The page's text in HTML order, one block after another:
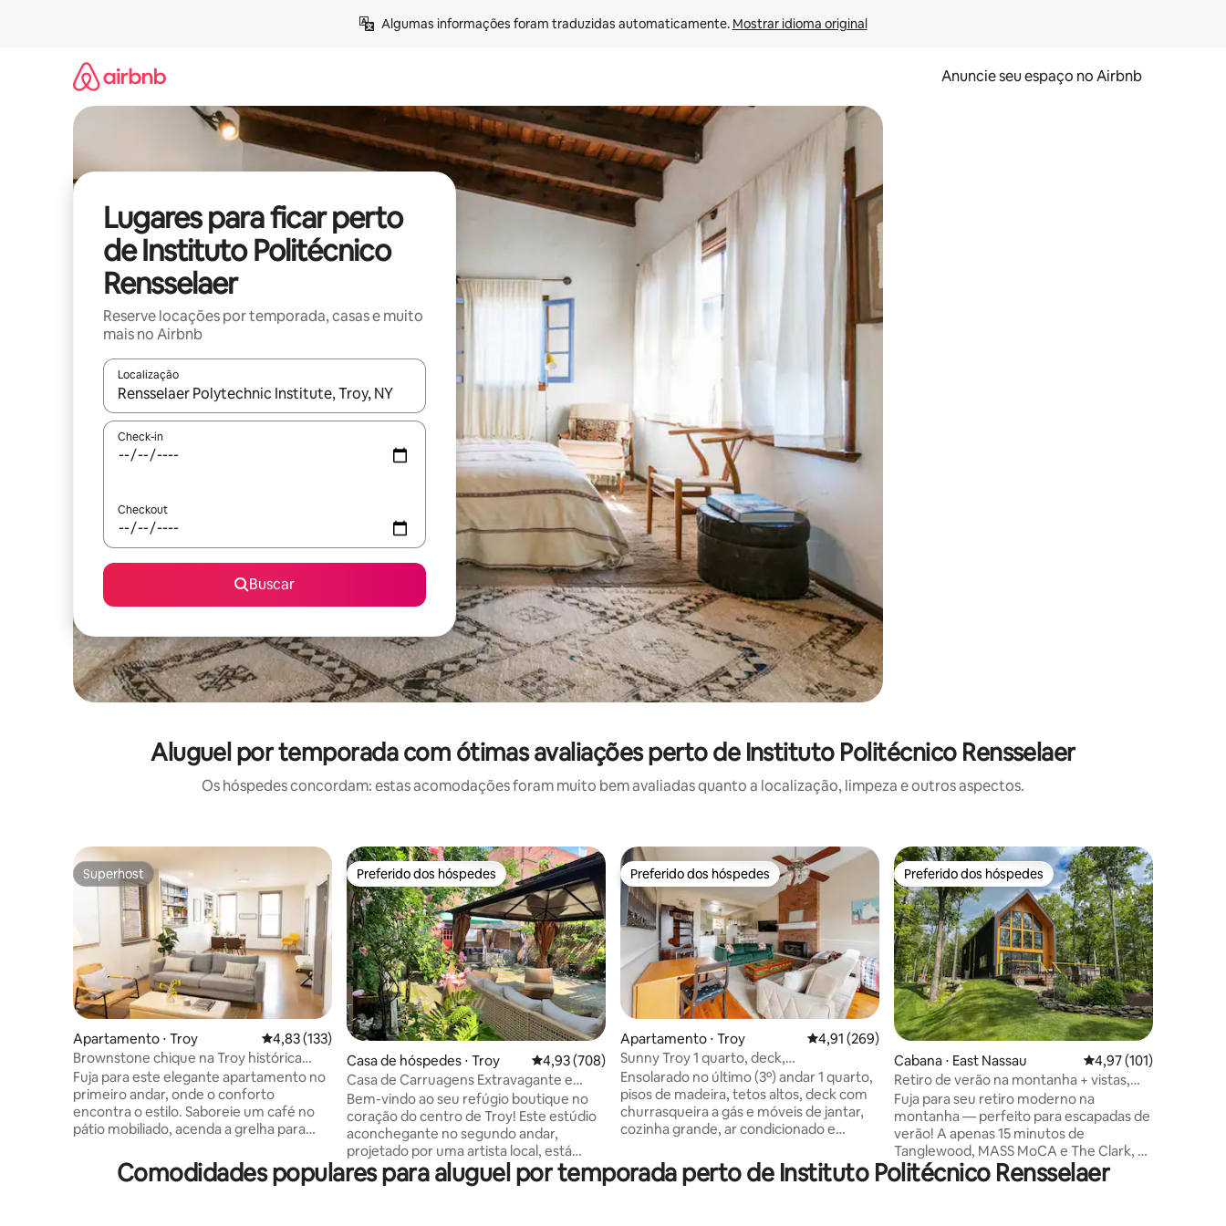
Algumas informações foram traduzidas automaticamente. Mostrar idioma original
Anuncie seu espaço no Airbnb
Lugares para ficar perto
de Instituto Politécnico
Rensselaer
Reserve locações por temporada, casas e muito
mais no Airbnb
Localização
Quando os resultados estiverem disponíveis, explore-os usando as seta para cima e para baixo do teclado ou tocando e deslizando o dedo na tela.
Check-in
Checkout
Buscar
Aluguel por temporada com ótimas avaliações perto de Instituto Politécnico Rensselaer
Os hóspedes concordam: estas acomodações foram muito bem avaliadas quanto a localização, limpeza e outros aspectos.
Superhost
Superhost
Apartamento ⋅ Troy 4,83 de uma avaliação média de 5, 133 avaliações
4,83 (133)
Brownstone chique na Troy histórica
com deck mobiliado
Fuja para este elegante apartamento no
primeiro andar, onde o conforto
encontra o estilo. Saboreie um café no
pátio mobiliado, acenda a grelha para
energias na sauna de infravermelho de
cedro para dois. O pátio e a sauna são
Preferido dos hóspedes
Preferido dos hóspedes
Casa de hóspedes ⋅ Troy 4,93 de uma avaliação média de 5, 708 avaliações
4,93 (708)
Casa de Carruagens Extravagante e
Pátio Encantador
Bem-vindo ao seu refúgio boutique no
coração do centro de Troy! Este estúdio
aconchegante no segundo andar,
projetado por uma artista local, está
escondido em uma Carriage House
independente com entrada privativa, ao
Preferido dos hóspedes
Preferido dos hóspedes
Apartamento ⋅ Troy 4,91 de uma avaliação média de 5, 269 avaliações
4,91 (269)
Sunny Troy 1 quarto, deck,
estacionamento, Wi-Fi, último andar
Ensolarado no último (3º) andar 1 quarto,
pisos de madeira, tetos altos, deck com
churrasqueira a gás e móveis de jantar,
cozinha grande, ar condicionado e
Central Troy (Bairro do Parque
Washington) rua tranquila, a apenas 1
Preferido dos hóspedes
Preferido dos hóspedes
Cabana ⋅ East Nassau 4,97 de uma avaliação
4,97 (101)
Retiro de verão na montanha + vistas,
fogueira, banheira de hidromassagem
Fuja para seu retiro moderno na
montanha — perfeito para escapadas de
verão! A apenas 15 minutos de
Tanglewood, MASS MoCA e The Clark, e
perto de trilhas panorâmicas, cachoeiras,
feiras de fazendeiros, cervejarias e
Comodidades populares para aluguel por temporada perto de Instituto Politécnico Rensselaer